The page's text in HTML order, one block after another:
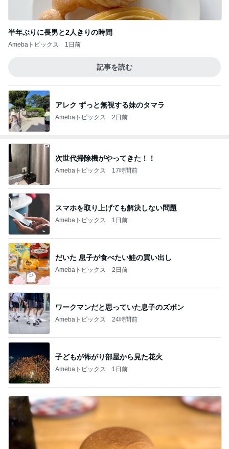
半年ぶりに長男と2人きりの時間
Amebaトピックス 1日前
記事を読む
アレク ずっと無視する妹のタマラ
Amebaトピックス 2日前
次世代掃除機がやってきた！！
Amebaトピックス 17時間前
スマホを取り上げても解決しない問題
Amebaトピックス 1日前
だいた 息子が食べたい鮭の買い出し
Amebaトピックス 2日前
ワークマンだと思っていた息子のズボン
Amebaトピックス 24時間前
子どもが怖がり部屋から見た花火
Amebaトピックス 1日前